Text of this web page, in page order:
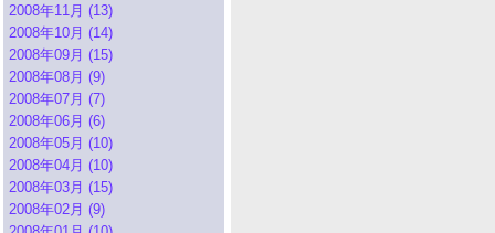
2008年11月 (13)
2008年10月 (14)
2008年09月 (15)
2008年08月 (9)
2008年07月 (7)
2008年06月 (6)
2008年05月 (10)
2008年04月 (10)
2008年03月 (15)
2008年02月 (9)